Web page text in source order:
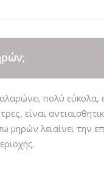
NECK LIFT
πολύ εύκολα,
είναι
μηρών λειαίνει την